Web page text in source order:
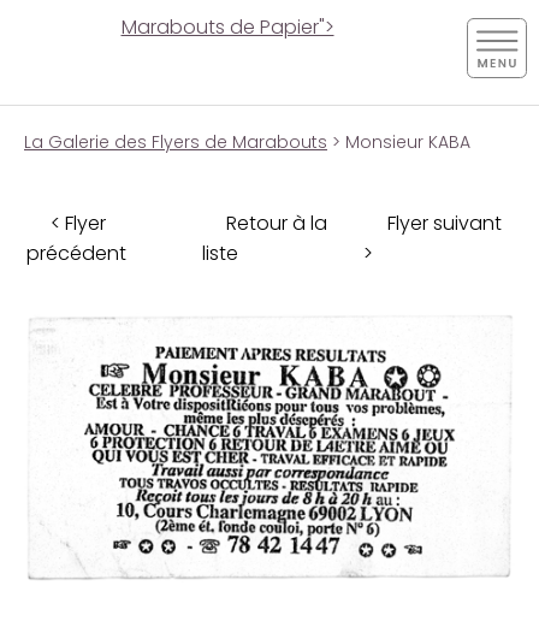
Marabouts de Papier">
La Galerie des Flyers de Marabouts > Monsieur KABA
< Flyer
précédent
Retour à la
liste
Flyer suivant
>